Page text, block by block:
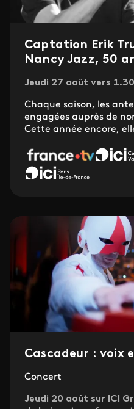
Captation Erik
Nancy Jazz, 50
Jeudi 27 août vers 1.30
Chaque saison, les
engagées auprès de
Cette année encore,
Cascadeur : voix
Concert
Jeudi 20 août sur ICI